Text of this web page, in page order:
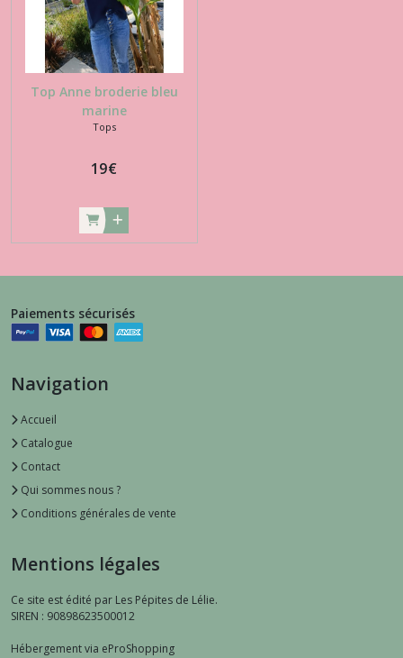
Top Anne broderie bleu
marine
Tops
19€
Paiements sécurisés
Navigation
Accueil
Catalogue
Contact
Qui sommes nous ?
Conditions générales de vente
Mentions légales
Ce site est édité par Les Pépites de Lélie.
SIREN : 90898623500012
Hébergement via eProShopping